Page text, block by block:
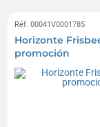
Réf. 00041V0001785
Horizonte
promoción